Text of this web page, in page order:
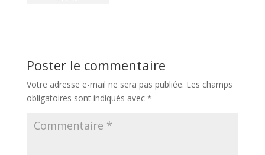
Poster le commentaire
Votre adresse e-mail ne sera pas publiée. Les champs
obligatoires sont indiqués avec *